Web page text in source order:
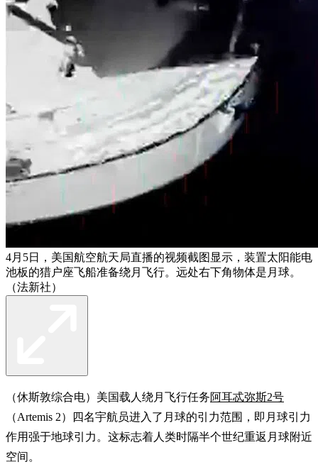
4月5日，美国航空航天局直播的视频截图显示，装置太阳能电
池板的猎户座飞船准备绕月飞行。远处右下角物体是月球。
（法新社）
（休斯敦综合电）美国载人绕月飞行任务阿耳忒弥斯2号
（Artemis 2）四名宇航员进入了月球的引力范围，即月球引力
作用强于地球引力。这标志着人类时隔半个世纪重返月球附近
空间。